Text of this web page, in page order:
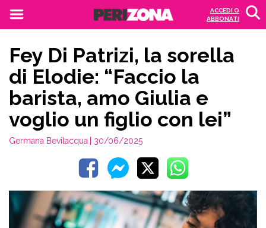
ACCEDI O
ABBONATI
Fey Di Patrizi, la sorella
di Elodie: “Faccio la
barista, amo Giulia e
voglio un figlio con lei”
Germana Bevilacqua | 30/06/2025